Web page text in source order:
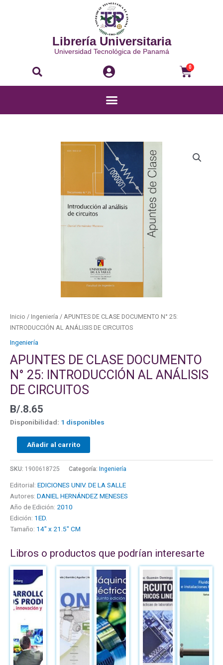
Librería Universitaria
Universidad Tecnológica de Panamá
Buscar 0
Menú
Inicio / Ingeniería / APUNTES DE CLASE DOCUMENTO N° 25:
INTRODUCCIÓN AL ANÁLISIS DE CIRCUITOS
Ingeniería
APUNTES DE CLASE DOCUMENTO
N° 25: INTRODUCCIÓN AL ANÁLISIS
DE CIRCUITOS
B/.8.65
Disponibilidad: 1 disponibles
Añadir al carrito
SKU: 1900618725 Categoría: Ingeniería
Editorial: EDICIONES UNIV. DE LA SALLE
Autores: DANIEL HERNÁNDEZ MENESES
Año de Edición: 2010
Edición: 1ED.
Tamaño: 14" x 21.5" CM
Libros o productos que podrían interesarte